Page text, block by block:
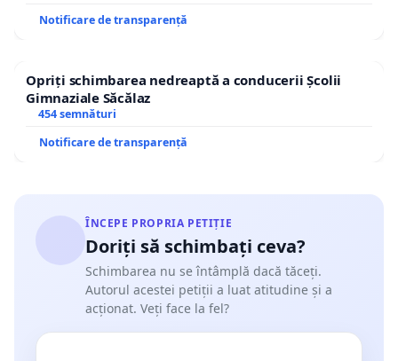
Notificare de transparență
Opriți schimbarea nedreaptă a conducerii Școlii
Gimnaziale Săcălaz
454 semnături
Notificare de transparență
ÎNCEPE PROPRIA PETIȚIE
Doriți să schimbați ceva?
Schimbarea nu se întâmplă dacă tăceți.
Autorul acestei petiții a luat atitudine și a
acționat. Veți face la fel?